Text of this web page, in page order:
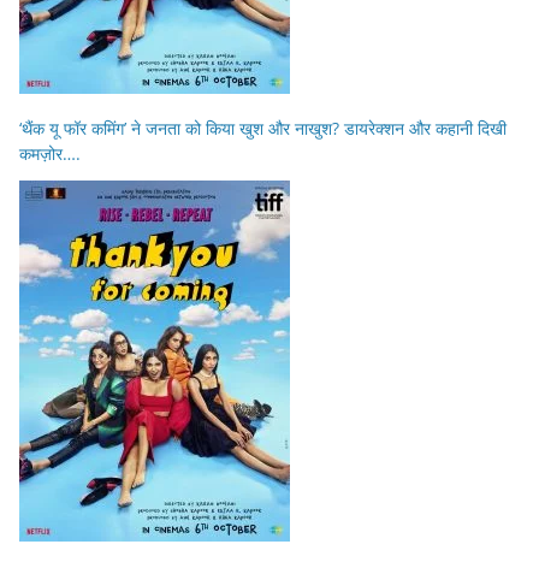
‘थैंक यू फॉर कमिंग’ ने जनता को किया खुश और नाखुश? डायरेक्शन और कहानी दिखी
कमज़ोर….